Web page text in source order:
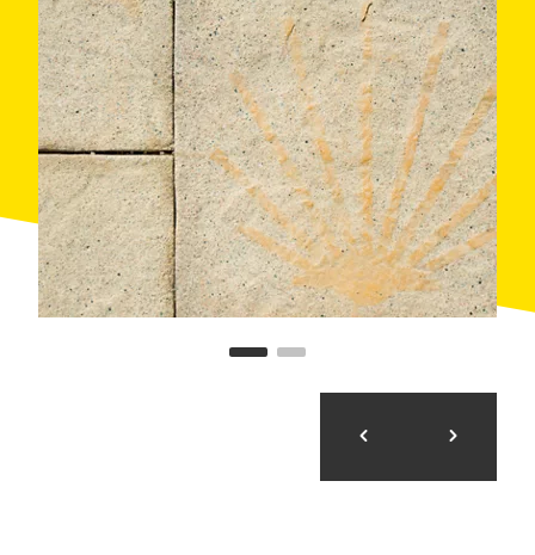
totalmente a vuestro gusto. Antes de acostaros,
podéis ir a dar una vuelta por el bonito centro de la
ciudad de Vic.
Día 2. El interior de Cataluña - Distancia: 41 Km.
Una vez todo listo, podéis empezar vuestra ruta, que
os llevará por caminos largos y pequeños que os
permitirán descubrir la Barcelona más rural. Llegaréis
a Collsuspina dónde podéis comer o tomaros una
cerveza para reponer fuerzas. Después de la pausa,
el camino sigue por caminos rurales muy tranquilos
hasta llegar a vuestro alojamiento.
La ruta de hoy os llevará por uno de los caminos más
l'Estany, con su fantástico monasterio románico, la
de los campos catalanes. Antes de llegar a Món Sant